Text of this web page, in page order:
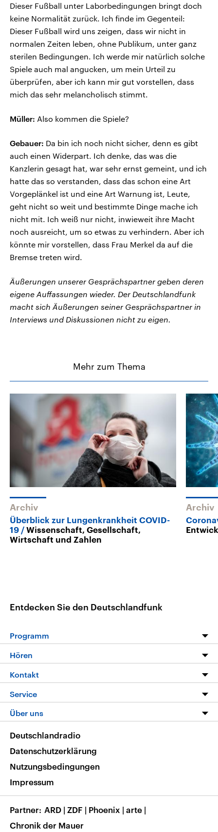
Dieser Fußball unter Laborbedingungen bringt doch
keine Normalität zurück. Ich finde im Gegenteil:
Dieser Fußball wird uns zeigen, dass wir nicht in
normalen Zeiten leben, ohne Publikum, unter ganz
sterilen Bedingungen. Ich werde mir natürlich solche
Spiele auch mal angucken, um mein Urteil zu
überprüfen, aber ich kann mir gut vorstellen, dass
mich das sehr melancholisch stimmt.
Müller: Also kommen die Spiele?
Gebauer: Da bin ich noch nicht sicher, denn es gibt
auch einen Widerpart. Ich denke, das was die
Kanzlerin gesagt hat, war sehr ernst gemeint, und ich
hatte das so verstanden, dass das schon eine Art
Vorgeplänkel ist und eine Art Warnung ist, Leute,
geht nicht so weit und bestimmte Dinge mache ich
nicht mit. Ich weiß nur nicht, inwieweit ihre Macht
noch ausreicht, um so etwas zu verhindern. Aber ich
könnte mir vorstellen, dass Frau Merkel da auf die
Bremse treten wird.
Äußerungen unserer Gesprächspartner geben deren
eigene Auffassungen wieder. Der Deutschlandfunk
macht sich Äußerungen seiner Gesprächspartner in
Interviews und Diskussionen nicht zu eigen.
Mehr zum Thema
Archiv
Überblick zur Lungenkrankheit COVID-
19
Wissenschaft, Gesellschaft,
Wirtschaft und Zahlen
Archiv
Entdecken Sie den Deutschlandfunk
Programm
Die Nachrichten
Nachrichtenleicht
Neue Beiträge auf dlf.de
Hören
Livestream
Podcasts
Deutschlandfunk App
Nachrichten App
Frequenzen
Kontakt
Service
FAQ
Veranstaltungen
Musikliste
RSS
Über uns
Barrierefreiheit
Deutschlandradio
Datenschutzerklärung
Nutzungsbedingungen
Impressum
Partner ARD | ZDF | Phoenix | arte |
Chronik der Mauer